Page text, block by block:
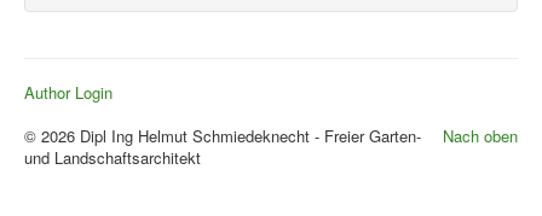
Author Login
Nach oben
© 2026 Dipl Ing Helmut Schmiedeknecht - Freier Garten-
und Landschaftsarchitekt